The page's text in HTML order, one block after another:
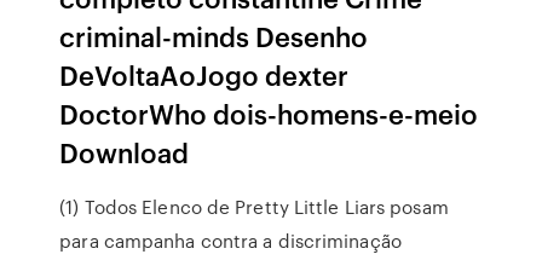
criminal-minds Desenho
DeVoltaAoJogo dexter
DoctorWho dois-homens-e-meio
Download
(1) Todos Elenco de Pretty Little Liars posam
para campanha contra a discriminação